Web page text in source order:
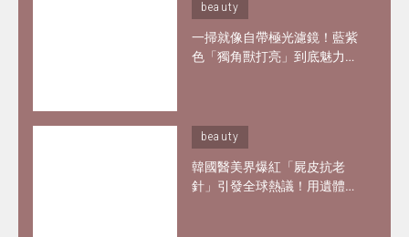
beauty
一掃就像自帶極光濾鏡！藍紫
色「獨角獸打亮」到底魅力何
beauty
韓國醫美界爆紅「屍皮抗老
針」引發全球熱議！用遺體皮